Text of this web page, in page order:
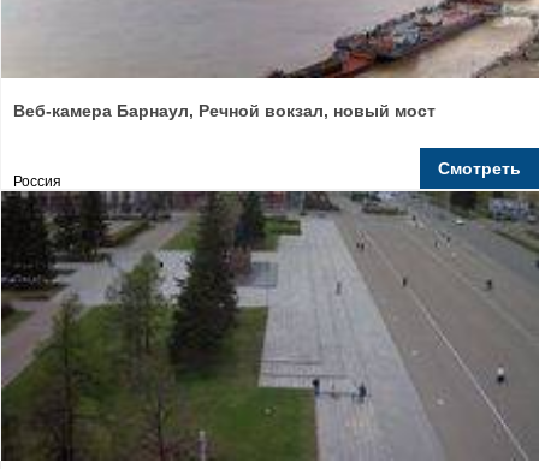
Веб-камера Барнаул, Речной вокзал, новый мост
Россия
Смотреть